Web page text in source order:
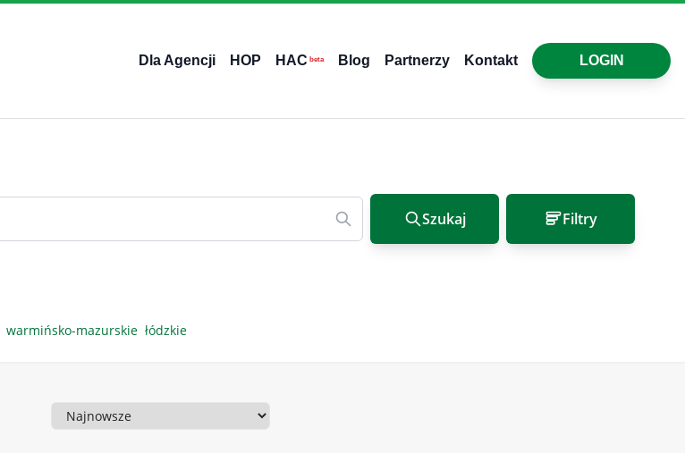
Dla Agencji HOP HAC beta Blog Partnerzy Kontakt LOGIN
Szukaj Filtry
warmińsko-mazurskie łódzkie
Sortowanie